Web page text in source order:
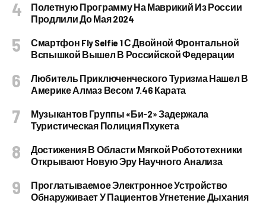
Полетную Программу На Маврикий Из России
Продлили До Мая 2024
Смартфон Fly Selfie 1 С Двойной Фронтальной
Вспышкой Вышел В Российской Федерации
Любитель Приключенческого Туризма Нашел В
Америке Алмаз Весом 7.46 Карата
Музыкантов Группы «Би-2» Задержала
Туристическая Полиция Пхукета
Достижения В Области Мягкой Робототехники
Открывают Новую Эру Научного Анализа
Проглатываемое Электронное Устройство
Обнаруживает У Пациентов Угнетение Дыхания